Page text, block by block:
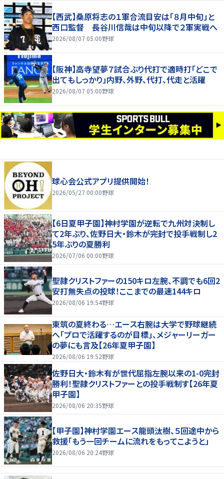
【西武】桑原将志の１軍合流目安は「８月中旬」と
西口監督 長谷川信哉は中旬以降で２軍実戦へ
2026/08/07 05:00野球
【阪神】高寺望夢７試合ぶり代打で適時打「どこで
出てもしっかり」内野、外野、代打、代走と活躍
2026/08/07 05:00野球
球心会公式アプリ提供開始！
2026/05/27 00:00野球
【6日夏甲子園】神村学園が逆転で九州対決制し
て2年ぶり、佐野日大・鈴木が完封で投手戦制し2
5年ぶりの夏勝利
2026/07/06 00:00野球
聖隷クリストファーの150キロ左腕、不調でも6回2
安打無失点の投球！ここまでの最速144キロ
2026/08/06 19:54野球
東筑の夏終わる…エース右腕は大学で野球継続
へ「プロで活躍するのが目標」、メジャーリーガー
の夢にも言及【26年夏甲子園】
2026/08/06 19:52野球
佐野日大・鈴木有が世代屈指左腕以来の1-0完封
勝利！聖隷クリストファーとの投手戦制す【26年夏
甲子園】
2026/08/06 20:35野球
【甲子園】神村学園エース龍頭汰樹、５回途中から
救援「もう一回チームに流れをもってこようと」
2026/08/06 20:24野球